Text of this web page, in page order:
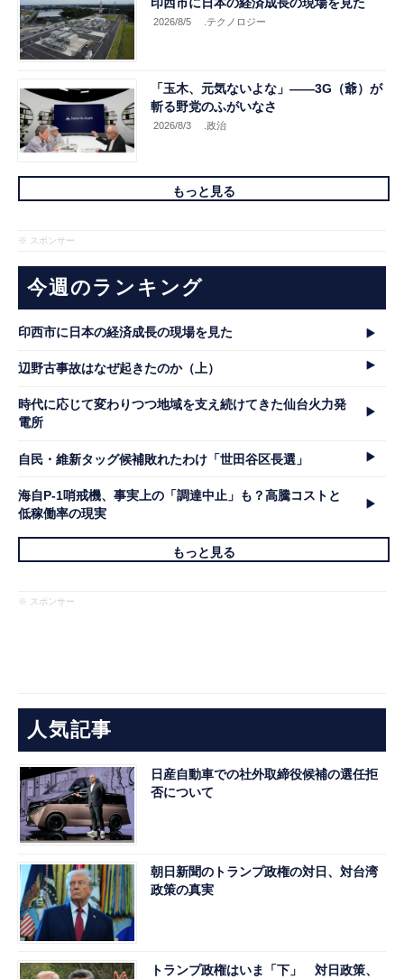
2026/8/5 .テクノロジー
「玉木、元気ないよな」――3G（爺）が
斬る野党のふがいなさ
2026/8/3 .政治
もっと見る
※ スポンサー
今週のランキング
印西市に日本の経済成長の現場を見た
辺野古事故はなぜ起きたのか（上）
時代に応じて変わりつつ地域を支え続けてきた仙台火力発
電所
自民・維新タッグ候補敗れたわけ「世田谷区長選」
海自P-1哨戒機、事実上の「調達中止」も？高騰コストと
低稼働率の現実
もっと見る
※ スポンサー
人気記事
日産自動車での社外取締役候補の選任拒
否について
朝日新聞のトランプ政権の対日、対台湾
政策の真実
トランプ政権はいま「下」 対日政策、